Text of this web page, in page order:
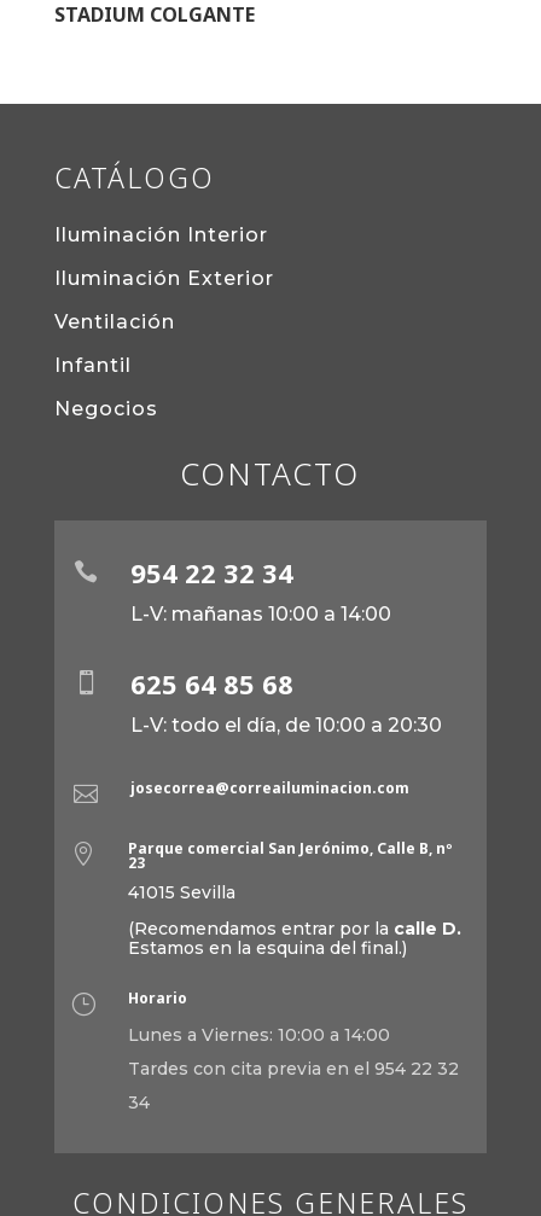
STADIUM COLGANTE
CATÁLOGO
Iluminación Interior
Iluminación Exterior
Ventilación
Infantil
Negocios
CONTACTO
 954 22 32 34
L-V: mañanas 10:00 a 14:00
 625 64 85 68
L-V: todo el día, de 10:00 a 20:30
 josecorrea@correailuminacion.com
 Parque comercial San Jerónimo, Calle B, nº
23
41015 Sevilla
(Recomendamos entrar por la calle D.
Estamos en la esquina del final.)
} Horario
Lunes a Viernes: 10:00 a 14:00
Tardes con cita previa en el 954 22 32
34
CONDICIONES GENERALES